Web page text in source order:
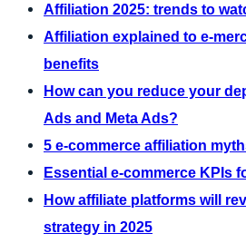
Affiliation 2025: trends to
Affiliation explained to e-
benefits
How can you reduce your
Ads and Meta Ads?
5 e-commerce affiliation
Essential e-commerce KPIs
How affiliate platforms will
strategy in 2025